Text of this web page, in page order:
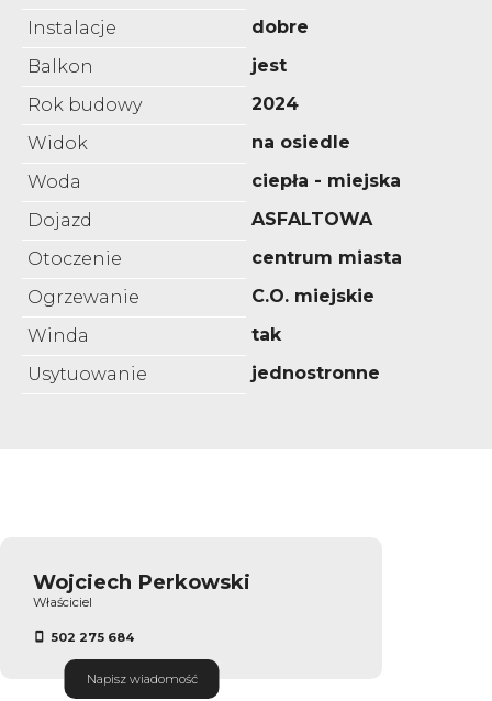
Instalacje
dobre
Balkon
jest
Rok budowy
2024
Widok
na osiedle
Woda
ciepła - miejska
Dojazd
ASFALTOWA
Otoczenie
centrum miasta
Ogrzewanie
C.O. miejskie
Winda
tak
Usytuowanie
jednostronne
Wojciech Perkowski
Właściciel
502 275 684
Napisz wiadomość